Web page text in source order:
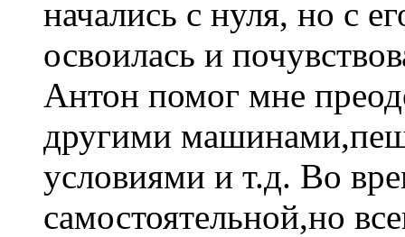
начались с нуля, но с
освоилась и
Антон помог мне
другими
условиями и т.д. Во
самостоятельной,но